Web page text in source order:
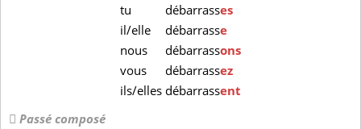
tu
débarrasses
il/elle
débarrasse
nous
débarrassons
vous
débarrassez
ils/ellesdébarrassent
Passé composé